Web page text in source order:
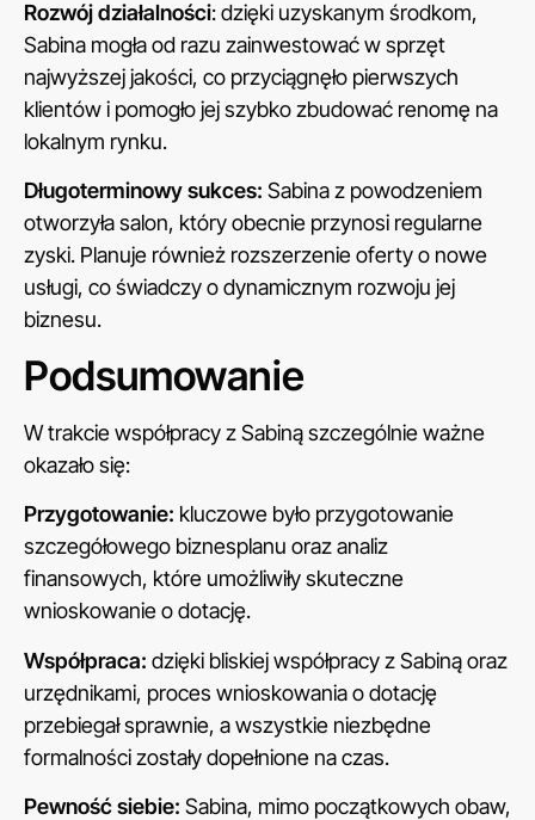
Rozwój działalności: dzięki uzyskanym środkom,
Sabina mogła od razu zainwestować w sprzęt
najwyższej jakości, co przyciągnęło pierwszych
klientów i pomogło jej szybko zbudować renomę na
lokalnym rynku.
Długoterminowy sukces: Sabina z powodzeniem
otworzyła salon, który obecnie przynosi regularne
zyski. Planuje również rozszerzenie oferty o nowe
usługi, co świadczy o dynamicznym rozwoju jej
biznesu.
Podsumowanie
W trakcie współpracy z Sabiną szczególnie ważne
okazało się:
Przygotowanie: kluczowe było przygotowanie
szczegółowego biznesplanu oraz analiz
finansowych, które umożliwiły skuteczne
wnioskowanie o dotację.
Współpraca: dzięki bliskiej współpracy z Sabiną oraz
urzędnikami, proces wnioskowania o dotację
przebiegał sprawnie, a wszystkie niezbędne
formalności zostały dopełnione na czas.
Pewność siebie: Sabina, mimo początkowych obaw,